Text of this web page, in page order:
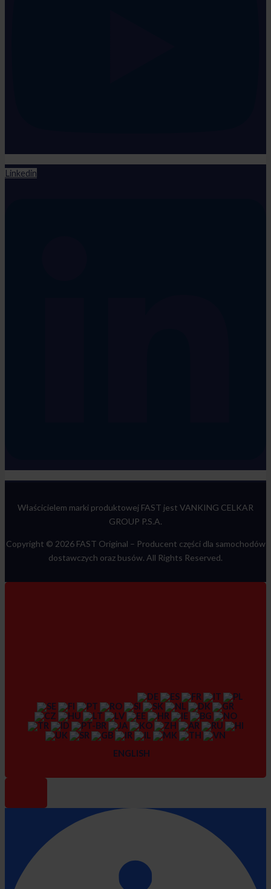
Linkedin
Właścicielem marki produktowej FAST jest VANKING CELKAR
GROUP P.S.A.
Copyright © 2026 FAST Original – Producent części dla samochodów
dostawczych oraz busów. All Rights Reserved.
ENGLISH